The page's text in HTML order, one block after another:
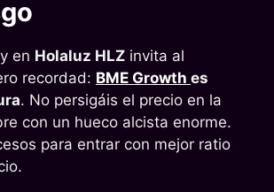
en Holaluz HLZ invita al
recordad: BME Growth es
. No persigáis el precio en la
con un hueco alcista enorme.
para entrar con mejor ratio